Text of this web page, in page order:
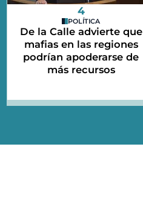
4
POLÍTICA
De la Calle advierte que
mafias en las regiones
podrían apoderarse de
más recursos